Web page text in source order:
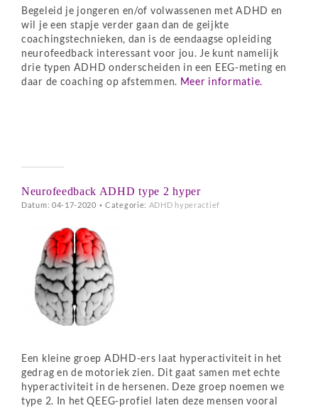
Begeleid je jongeren en/of volwassenen met ADHD en
wil je een stapje verder gaan dan de geijkte
coachingstechnieken, dan is de eendaagse opleiding
neurofeedback interessant voor jou. Je kunt namelijk
drie typen ADHD onderscheiden in een EEG-meting en
daar de coaching op afstemmen. Meer informatie.
Neurofeedback ADHD type 2 hyper
Datum: 04-17-2020 • Categorie: ADHD hyperactief
Een kleine groep ADHD-ers laat hyperactiviteit in het
gedrag en de motoriek zien. Dit gaat samen met echte
hyperactiviteit in de hersenen. Deze groep noemen we
type 2. In het QEEG-profiel laten deze mensen vooral